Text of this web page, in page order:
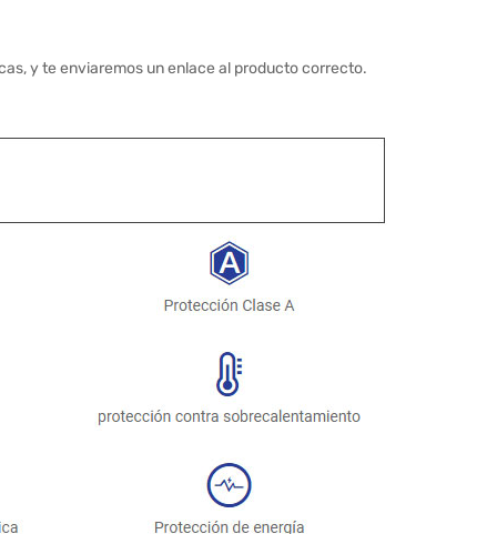
y te enviaremos un enlace al producto correcto.